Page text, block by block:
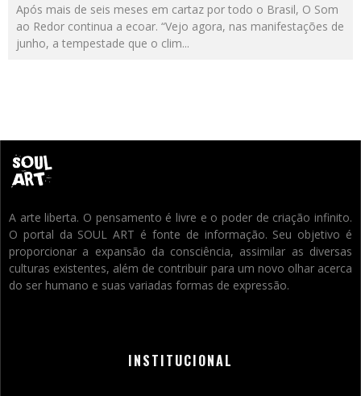
Após mais de seis meses em cartaz por todo o Brasil, O Som
ao Redor continua a ecoar. “Vejo agora, nas manifestações de
junho, a tempestade que o clim...
A arte liberta. O pensamento é livre e o poder de criação infinito.
O portal da SOUL ART é fonte de informação. Seu objetivo é
proporcionar a expansão da consciência, assimilar as diversas
culturas existentes, além de contribuir para um novo olhar acerca
do ser humano e suas variadas formas de expressão.
INSTITUCIONAL